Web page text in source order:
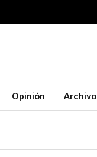
Opinión Archivo